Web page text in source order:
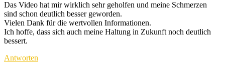
Das Video hat mir wirklich sehr geholfen und meine Schmerzen
sind schon deutlich besser geworden.
Vielen Dank für die wertvollen Informationen.
Ich hoffe, dass sich auch meine Haltung in Zukunft noch deutlich
bessert.
Antworten